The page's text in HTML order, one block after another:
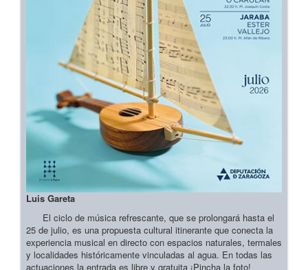
Luis Gareta
El ciclo de música refrescante, que se prolongará hasta el
25 de julio, es una propuesta cultural itinerante que conecta la
experiencia musical en directo con espacios naturales, termales
y localidades históricamente vinculadas al agua. En todas las
actuaciones la entrada es libre y gratuita ¡Pincha la foto!